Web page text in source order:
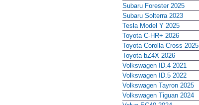
Subaru Forester 2025
Subaru Solterra 2023
Tesla Model Y 2025
Toyota C-HR+ 2026
Toyota Corolla Cross 2025
Toyota bZ4X 2026
Volkswagen ID.4 2021
Volkswagen ID.5 2022
Volkswagen Tayron 2025
Volkswagen Tiguan 2024